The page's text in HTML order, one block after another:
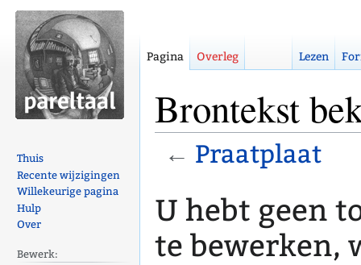
Brontekst
← Praatplaat
navigatie
springen
zoeken
springen
U hebt geen
te bewerken,
Pagina Overleg Lezen
Thuis
Recente wijzigingen
Willekeurige pagina
Hulp
Over
Bewerk: